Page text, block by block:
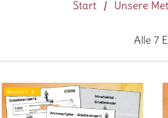
Start / Unsere
Alle 7